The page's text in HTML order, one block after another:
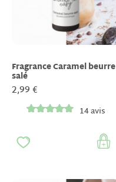
Fragrance Caramel beurre
salé
2,99 €
14 avis